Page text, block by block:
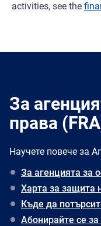
activities, see the
За
права
Научете повече за
За агенцията за
Харта за защита
Къде да
Абонирайте се